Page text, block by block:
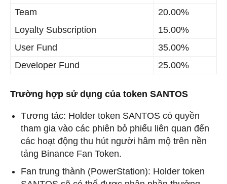
Team
20.00%
Loyalty Subscription
15.00%
User Fund
35.00%
Developer Fund
25.00%
Trường hợp sử dụng của token SANTOS
Tương tác: Holder token SANTOS có quyền
tham gia vào các phiên bỏ phiếu liên quan đến
các hoạt động thu hút người hâm mộ trên nền
tảng Binance Fan Token.
Fan trung thành (PowerStation): Holder token